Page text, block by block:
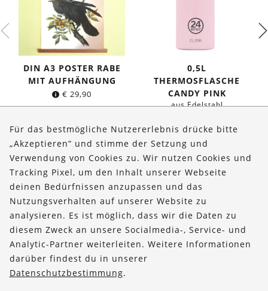
DIN A3 POSTER RABE
MIT AUFHÄNGUNG
€ 29,90
0,5L
THERMOSFLASCHE
CANDY PINK
aus Edelstahl
Preis
war:
€ 34,95
Preis
€ 29,95.
Über uns
Bestellungen
Kontakt & Hilfe
FOLLOW US
Für das bestmögliche Nutzererlebnis drücke bitte
„Akzeptieren“ und stimme der Setzung und
Verwendung von Cookies zu. Wir nutzen Cookies und
Tracking Pixel, um den Inhalt unserer Webseite
deinen Bedürfnissen anzupassen und das
Nutzungsverhalten auf unserer Website zu
analysieren. Es ist möglich, dass wir die Daten zu
diesem Zweck an unsere Socialmedia-, Service- und
Analytic-Partner weiterleiten. Weitere Informationen
darüber findest du in unserer
Datenschutzbestimmung.